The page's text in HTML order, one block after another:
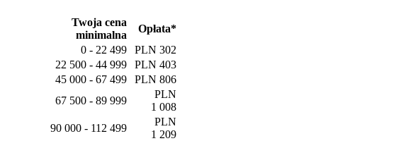
Twoja cena
minimalna
Opłata*
0 - 22 499
PLN 302
22 500 - 44 999
PLN 403
45 000 - 67 499
PLN 806
67 500 - 89 999
PLN
1 008
90 000 - 112 499
PLN
1 209